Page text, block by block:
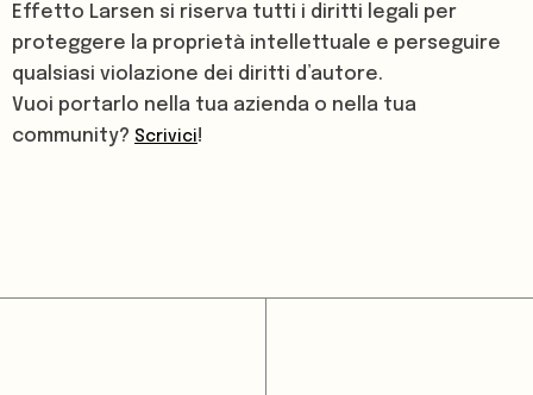
Effetto Larsen si riserva tutti i diritti legali per
proteggere la proprietà intellettuale e perseguire
qualsiasi violazione dei diritti d’autore.
Vuoi portarlo nella tua azienda o nella tua
community? Scrivici!